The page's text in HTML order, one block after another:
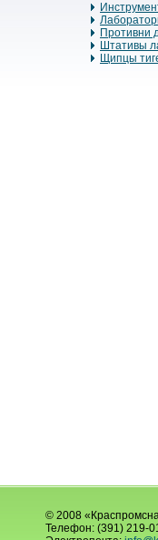
Противни
Штативы
Щипцы
© 2008
Телефон: (391) 219-